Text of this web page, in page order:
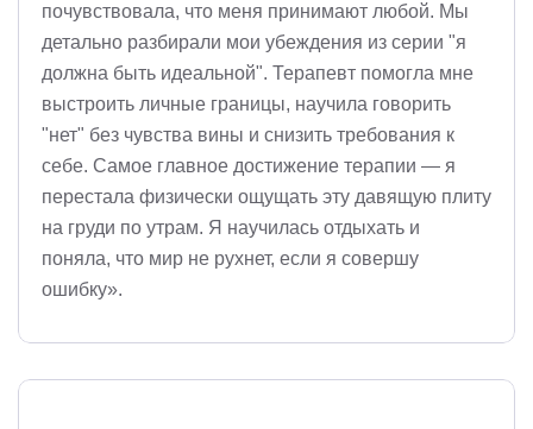
почувствовала, что меня принимают любой. Мы
детально разбирали мои убеждения из серии "я
должна быть идеальной". Терапевт помогла мне
выстроить личные границы, научила говорить
"нет" без чувства вины и снизить требования к
себе. Самое главное достижение терапии — я
перестала физически ощущать эту давящую плиту
на груди по утрам. Я научилась отдыхать и
поняла, что мир не рухнет, если я совершу
ошибку».